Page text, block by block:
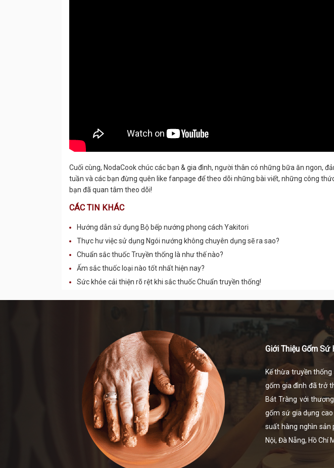
Cuối cùng, NodaCook chúc các bạn & gia đình, người thân có những bữa ăn ngon,
tuần và các bạn đừng quên like fanpage để theo dõi những bài viết, những công
bạn đã quan tâm theo dõi!
CÁC TIN KHÁC
Hướng dẫn sử dụng Bộ bếp nướng phong cách Yakitori
Thực hư việc sử dụng Ngói nướng không chuyên dụng sẽ ra sao?
Chuẩn sắc thuốc Truyền thống là như thế nào?
Ấm sắc thuốc loại nào tốt nhất hiện nay?
Sức khỏe cải thiện rõ rệt khi sắc thuốc Chuẩn truyền thống!
Giới Thiệu Gốm Sứ
Kế thừa truyền
gốm gia đình đã trở
Bát Tràng với
gốm sứ gia dụng
suất hàng nghìn sản
Nội, Đà Nẵng, Hồ Chí